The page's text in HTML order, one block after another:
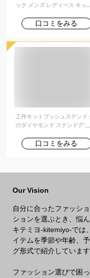
ック メンズ レディース キッズ
スポーツ サックパック 黒 グ
ピンク 小さめ スポーツバッグ
ン NIKE DC4245-010 Nike
口コミをみる
工作キットプッシュステンド
のダイヤモンド ステンドグラ
口コミをみる
Our Vision
自分に合ったファッシ
ションを選ぶとき、悩
キテミヨ-kitemiyo-では
イテムを季節や年齢、
グ形式で紹介しています
ファッション選びで困